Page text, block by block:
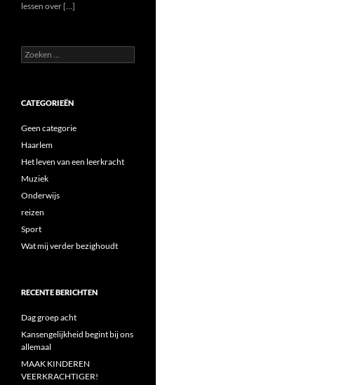
lessen over […]
Zoeken
naar:
CATEGORIEËN
Geen categorie
Haarlem
Het leven van een leerkracht
Muziek
Onderwijs
reizen
Sport
Wat mij verder bezighoudt
RECENTE BERICHTEN
Dag groep acht
Kansengelijkheid begint bij ons
allemaal
MAAK KINDEREN
VEERKRACHTIGER!